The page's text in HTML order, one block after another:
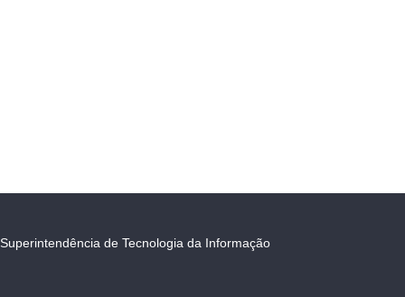
Superintendência de Tecnologia da Informação